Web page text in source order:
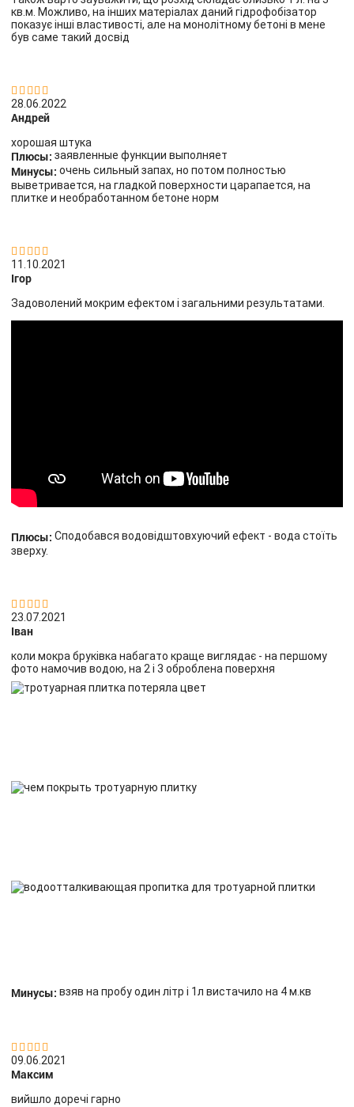
кв.м. Можливо, на інших матеріалах даний гідрофобізатор
показує інші властивості, але на монолітному бетоні в мене
був саме такий досвід


28.06.2022
Андрей
хорошая штука
Плюсы: заявленные функции выполняет
Минусы: очень сильный запах, но потом полностью
выветривается, на гладкой поверхности царапается, на
плитке и необработанном бетоне норм


11.10.2021
Ігор
Задоволений мокрим ефектом і загальними результатами.
Плюсы: Сподобався водовідштовхуючий ефект - вода стоїть
зверху.


23.07.2021
Іван
коли мокра бруківка набагато краще виглядає - на першому
фото намочив водою, на 2 і 3 оброблена поверхня
Минусы: взяв на пробу один літр і 1л вистачило на 4 м.кв


09.06.2021
Максим
вийшло доречі гарно